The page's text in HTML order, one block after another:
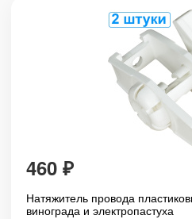
460 ₽
Натяжитель провода
винограда и электропастуха